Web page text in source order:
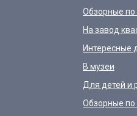
Обзорные по
На завод
Интересные
В музеи
Для детей и
Обзорные